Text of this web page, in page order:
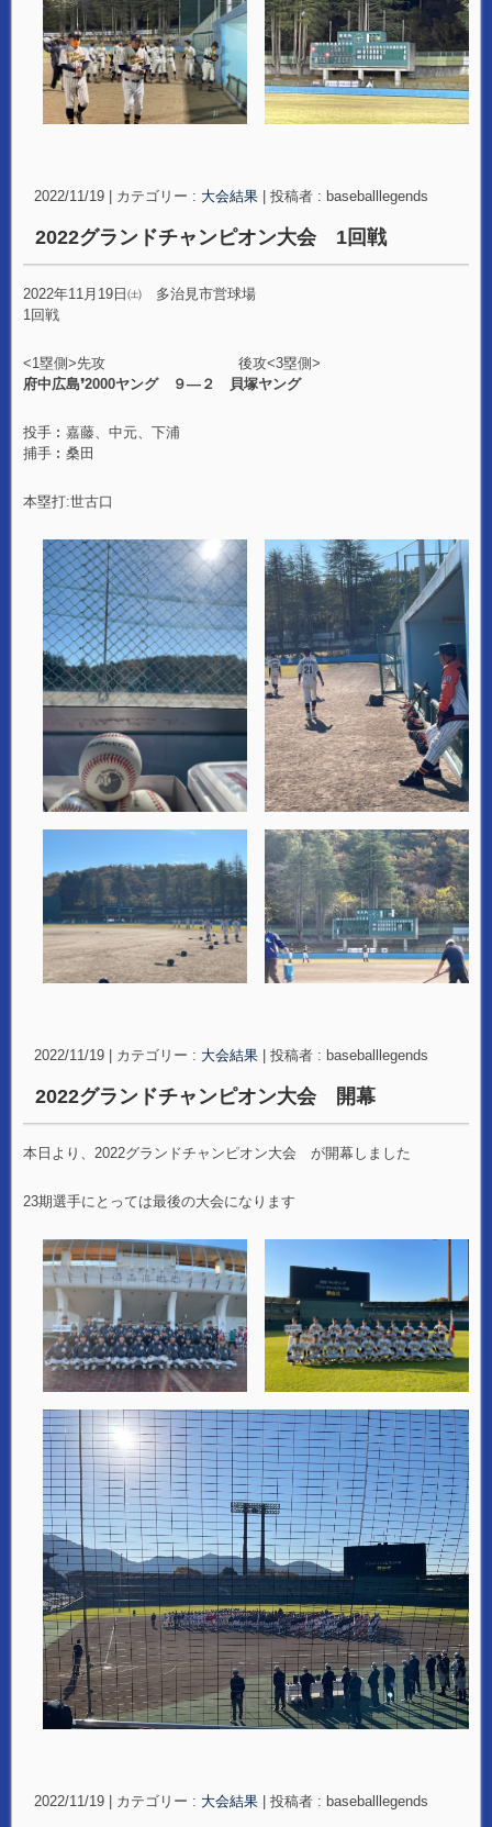
2022/11/19 カテゴリー : 大会結果 投稿者 : baseballlegends
2022グランドチャンピオン大会 1回戦
2022年11月19日㈯ 多治見市営球場
1回戦
<1塁側>先攻 後攻<3塁側>
府中広島❜2000ヤング ９―２ 貝塚ヤング
投手︰嘉藤、中元、下浦
捕手︰桑田
本塁打:世古口
2022/11/19 | カテゴリー : 大会結果 | 投稿者 : baseballlegends
2022グランドチャンピオン大会 開幕
本日より、2022グランドチャンピオン大会 が開幕しました
23期選手にとっては最後の大会になります
2022/11/19 カテゴリー : 大会結果 投稿者 : baseballlegends